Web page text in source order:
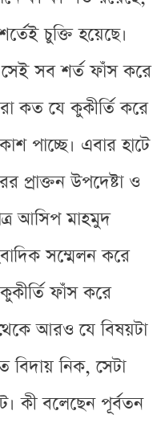
চুক্তি হয়েছে।
সব শর্ত ফাঁস করে
কত যে কুকীর্তি করে
পাচ্ছে। এবার হাটে
প্রাক্তন উপদেষ্টা ও
আসিপ মাহমুদ
সম্মেলন করে
ফাঁস করে
আরও যে বিষয়টা
বিদায় নিক, সেটা
কী বলেছেন পূর্বতন